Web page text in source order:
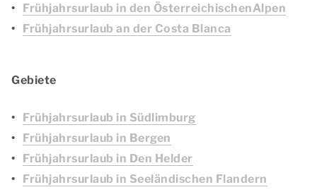
Frühjahrsurlaub in den ÖsterreichischenAlpen
Frühjahrsurlaub an der Costa Blanca
Gebiete
Frühjahrsurlaub in Südlimburg
Frühjahrsurlaub in Bergen
Frühjahrsurlaub in Den Helder
Frühjahrsurlaub in Seeländischen Flandern